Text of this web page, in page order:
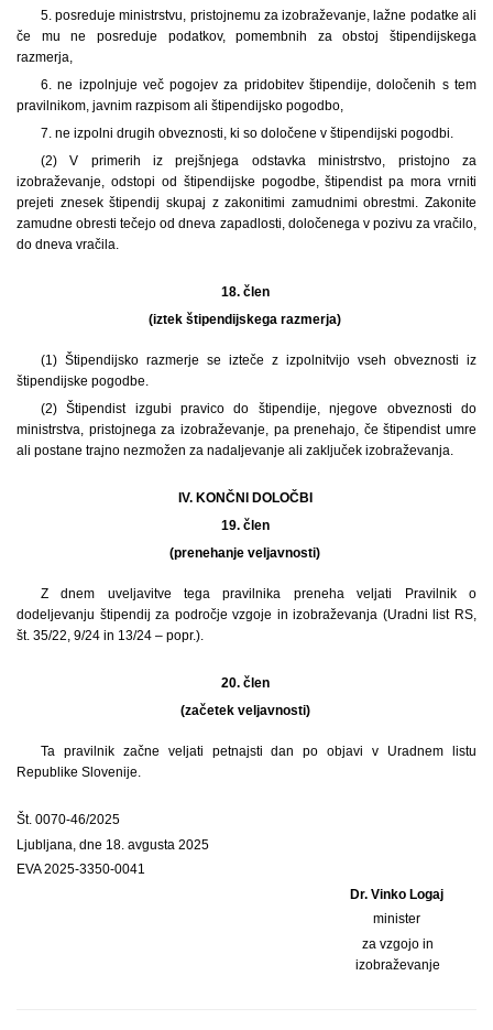
5. posreduje ministrstvu, pristojnemu za izobraževanje, lažne podatke ali
če mu ne posreduje podatkov, pomembnih za obstoj štipendijskega
razmerja,
6. ne izpolnjuje več pogojev za pridobitev štipendije, določenih s tem
pravilnikom, javnim razpisom ali štipendijsko pogodbo,
7. ne izpolni drugih obveznosti, ki so določene v štipendijski pogodbi.
(2) V primerih iz prejšnjega odstavka ministrstvo, pristojno za
izobraževanje, odstopi od štipendijske pogodbe, štipendist pa mora vrniti
prejeti znesek štipendij skupaj z zakonitimi zamudnimi obrestmi. Zakonite
zamudne obresti tečejo od dneva zapadlosti, določenega v pozivu za vračilo,
do dneva vračila.
18. člen
(iztek štipendijskega razmerja)
(1) Štipendijsko razmerje se izteče z izpolnitvijo vseh obveznosti iz
štipendijske pogodbe.
(2) Štipendist izgubi pravico do štipendije, njegove obveznosti do
ministrstva, pristojnega za izobraževanje, pa prenehajo, če štipendist umre
ali postane trajno nezmožen za nadaljevanje ali zaključek izobraževanja.
IV. KONČNI DOLOČBI
19. člen
(prenehanje veljavnosti)
Z dnem uveljavitve tega pravilnika preneha veljati Pravilnik o
dodeljevanju štipendij za področje vzgoje in izobraževanja (Uradni list RS,
št. 35/22, 9/24 in 13/24 – popr.).
20. člen
(začetek veljavnosti)
Ta pravilnik začne veljati petnajsti dan po objavi v Uradnem listu
Republike Slovenije.
Št. 0070-46/2025
Ljubljana, dne 18. avgusta 2025
EVA 2025-3350-0041
Dr. Vinko Logaj
minister
za vzgojo in
izobraževanje